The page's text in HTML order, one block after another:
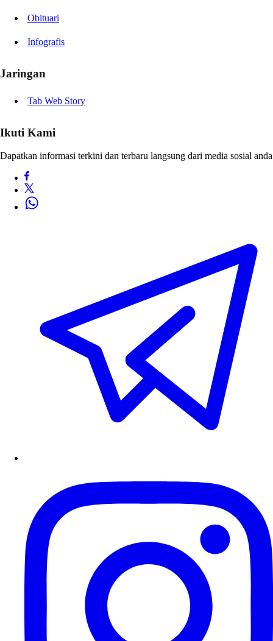
Obituari
Infografis
Jaringan
Tab Web Story
Ikuti Kami
Dapatkan informasi terkini dan terbaru langsung dari media sosial anda